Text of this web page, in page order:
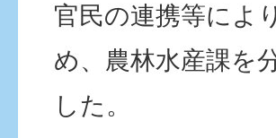
官民の連携等によ
め、農林水産課を
した。